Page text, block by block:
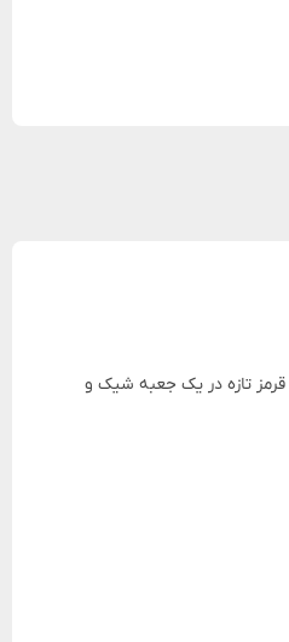
گل برای ابراز عشق، علاقه و احساسات عمیق است. رز قرمز از دیرباز نماد عشق، شور و وفاداری بوده و قرار گرفتن ۹ شاخه رز قرمز تازه در یک جعبه شیک و